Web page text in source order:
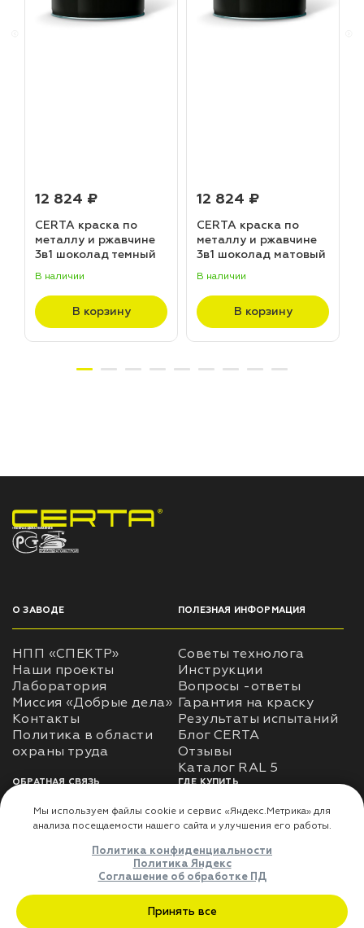
12 824 ₽
CERTA краска по
металлу и ржавчине
3в1 шоколад темный
(20,0кг)
В наличии
В корзину
12 824 ₽
CERTA краска по
металлу и ржавчине
3в1 шоколад матовый
В наличии
В корзину
НПП «СПЕКТР» ЗАВОД ЛАКОКРАСОЧНЫХ МАТЕРИАЛОВ
О ЗАВОДЕ
НПП «СПЕКТР»
Наши проекты
Лаборатория
Миссия «Добрые дела»
Контакты
Политика в области
ПОЛЕЗНАЯ ИНФОРМАЦИЯ
Советы технолога
Инструкции
Вопросы -ответы
Гарантия на краску
Результаты испытаний
Блог CERTA
Отзывы
Каталог RAL 5
ОБРАТНАЯ СВЯЗЬ
Использование
использования личных
Оферта
ГДЕ КУПИТЬ
Доставка
Где купить
ДЛЯ ПАРТНЁРОВ